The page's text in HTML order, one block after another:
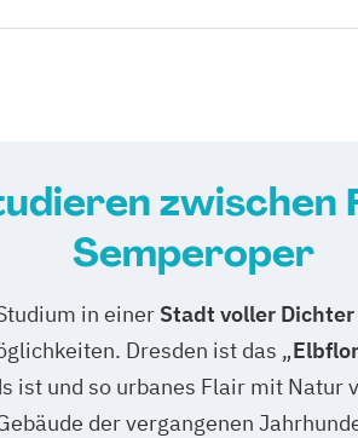
zwischen
Semperoper
in einer Stadt voller
Dresden ist das „
ist und so urbanes Flair mit Natur
der vergangenen